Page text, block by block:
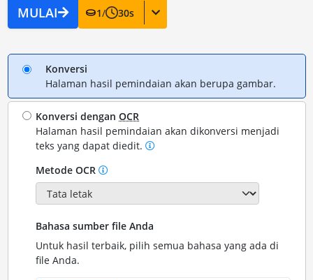
MULAI 1/ 30s
Konversi
Halaman hasil pemindaian akan berupa gambar.
Konversi denganOCR
Halaman hasil pemindaian akan dikonversi menjadi
teks yang dapat diedit.
Metode OCR
Bahasa sumber file Anda
Untuk hasil terbaik, pilih semua bahasa yang ada di
file Anda.